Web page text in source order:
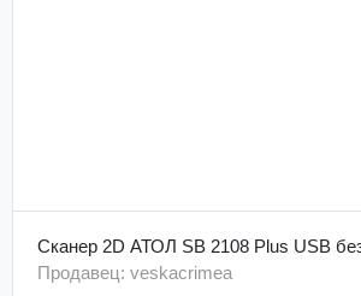
Сканер 2D АТОЛ SB 2108 Plus USB
Продавец: veskacrimea